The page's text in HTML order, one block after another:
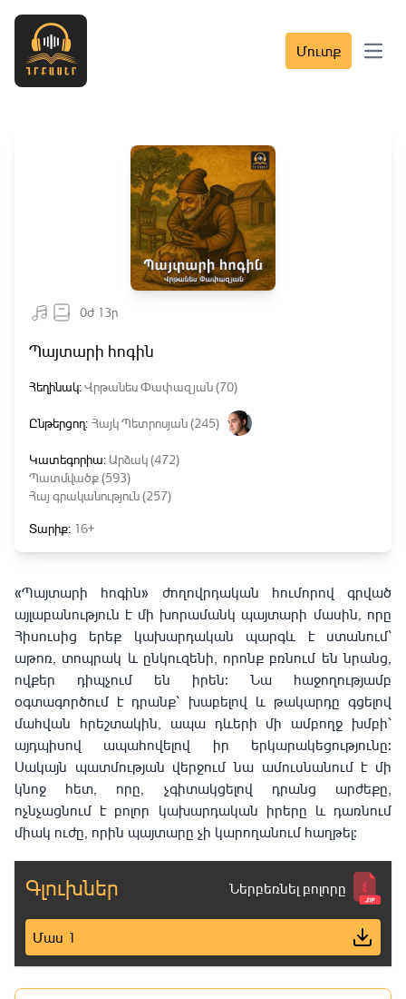
Մուտք Open
0ժ 13ր
Պայտարի հոգին
Հեղինակ:Վրթանես Փափազյան (70)
Ընթերցող: Հայկ Պետրոսյան (245)
Կատեգորիա: Արձակ (472)
Պատմվածք (593)
Հայ գրականություն (257)
Տարիք: 16+
«Պայտարի հոգին» ժողովրդական հումորով գրված
այլաբանություն է մի խորամանկ պայտարի մասին, որը
Հիսուսից երեք կախարդական պարգև է ստանում՝
աթոռ, տոպրակ և ընկուզենի, որոնք բռնում են նրանց,
ովքեր դիպչում են իրեն։ Նա հաջողությամբ
օգտագործում է դրանք՝ խաբելով և թակարդը գցելով
մահվան հրեշտակին, ապա դևերի մի ամբողջ խմբի՝
այդպիսով ապահովելով իր երկարակեցությունը։
Սակայն պատմության վերջում նա ամուսնանում է մի
կնոջ հետ, որը, չգիտակցելով դրանց արժեքը,
ոչնչացնում է բոլոր կախարդական իրերը և դառնում
միակ ուժը, որին պայտարը չի կարողանում հաղթել։
Գլուխներ Ներբեռնել բոլորը
Մաս 1